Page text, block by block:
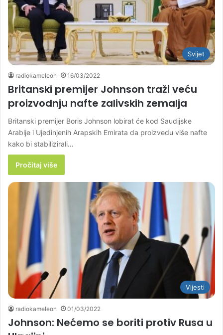
Svijet
radiokameleon 16/03/2022
Britanski premijer Johnson traži veću
proizvodnju nafte zalivskih zemalja
Britanski premijer Boris Johnson lobirat će kod Saudijske
Arabije i Ujedinjenih Arapskih Emirata da proizvedu više nafte
kako bi stabilizirali…
Pročitaj više
Vijesti
radiokameleon 01/03/2022
Johnson: Nećemo se boriti protiv Rusa u